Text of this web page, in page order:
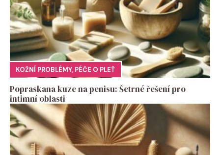
KOŽNÍ PROBLÉMY, PÉČE O PLEŤ
Popraskana kuze na penisu: Šetrné řešení pro
intimní oblasti